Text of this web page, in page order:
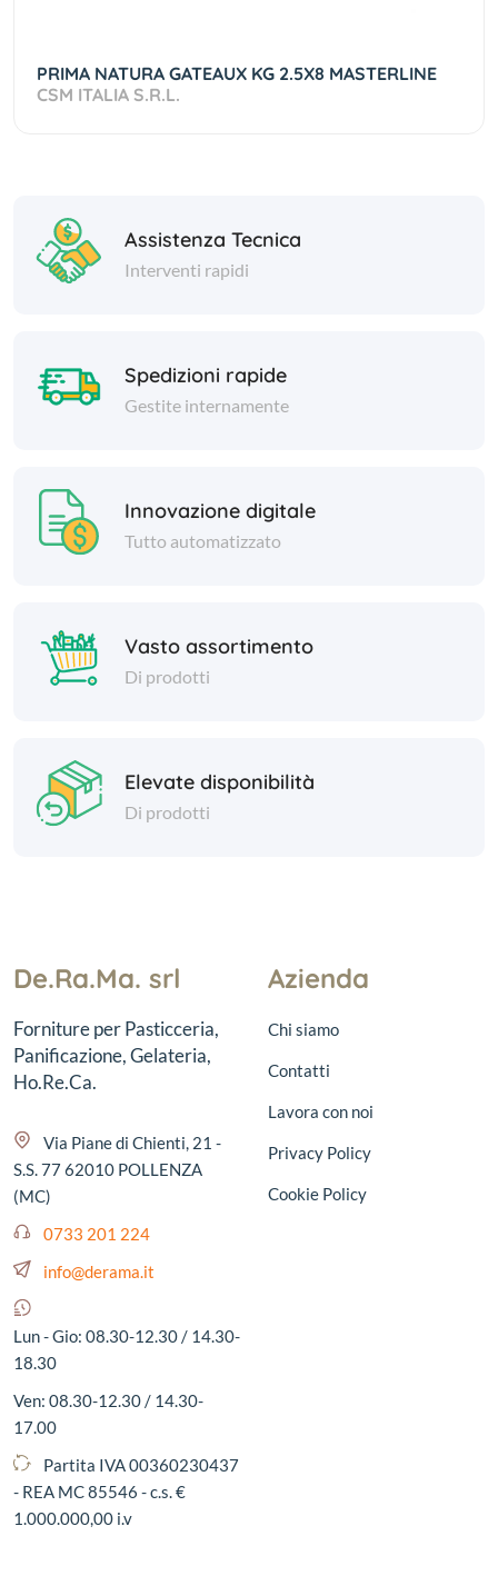
PRIMA NATURA GATEAUX KG 2.5X8 MASTERLINE
CSM ITALIA S.R.L.
Assistenza Tecnica
Interventi rapidi
Spedizioni rapide
Gestite internamente
Innovazione digitale
Tutto automatizzato
Vasto assortimento
Di prodotti
Elevate disponibilità
Di prodotti
De.Ra.Ma. srl
Forniture per Pasticceria,
Panificazione, Gelateria,
Ho.Re.Ca.
Via Piane di Chienti, 21 -
S.S. 77 62010 POLLENZA
(MC)
0733 201 224
info@derama.it
Lun - Gio: 08.30-12.30 / 14.30-
18.30
Ven: 08.30-12.30 / 14.30-
17.00
Partita IVA 00360230437
- REA MC 85546 - c.s. €
1.000.000,00 i.v
Azienda
Chi siamo
Contatti
Lavora con noi
Privacy Policy
Cookie Policy